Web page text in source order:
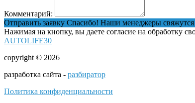
Комментарий:
Отправить заявку Спасибо! Наши менеджеры
Нажимая на кнопку, вы даете согласие на обработку
AUTOLIFE30
copyright © 2026
разработка сайта - разбиратор
Политика конфиденциальности